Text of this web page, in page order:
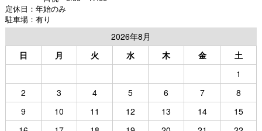
定休日：年始のみ
駐車場：有り
2026年8月
日
月 火 水 木 金
土
1
2
3 4 5 6 7
8
9
10 11 12 13 14
15